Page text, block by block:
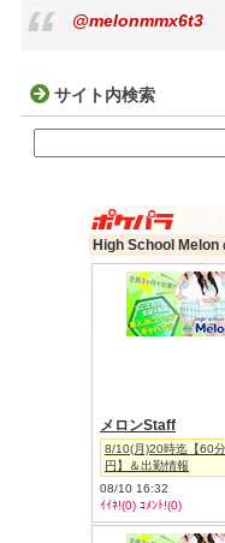
@melonmmx6t3
サイト内検索